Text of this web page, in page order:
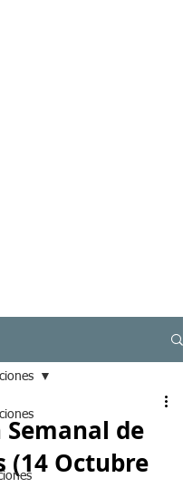
Semanal de
(14 Octubre